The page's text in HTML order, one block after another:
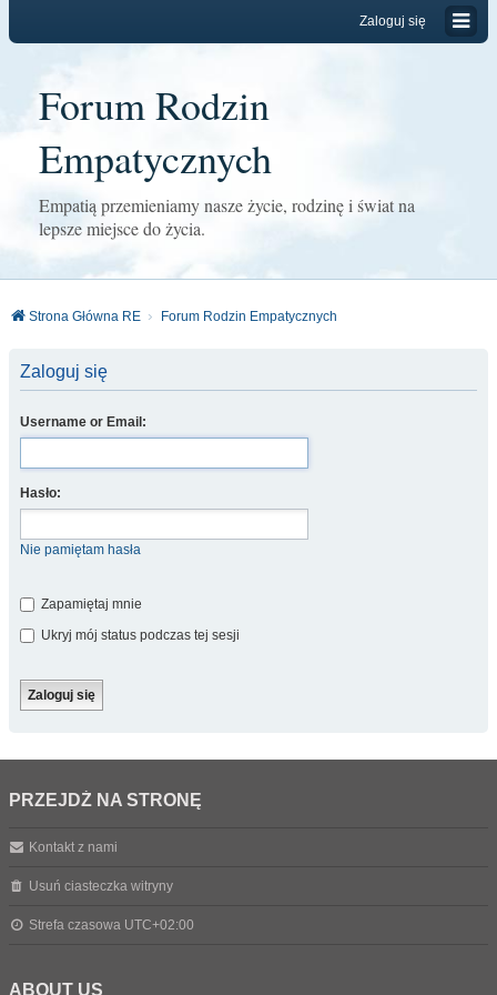
Zaloguj się
Forum Rodzin
Empatycznych
Empatią przemieniamy nasze życie, rodzinę i świat na
lepsze miejsce do życia.
Strona Główna RE Forum Rodzin Empatycznych
Zaloguj się
Username or Email:
Hasło:
Nie pamiętam hasła
Zapamiętaj mnie
Ukryj mój status podczas tej sesji
PRZEJDŹ NA STRONĘ
Kontakt z nami
Usuń ciasteczka witryny
Strefa czasowa UTC+02:00
ABOUT US